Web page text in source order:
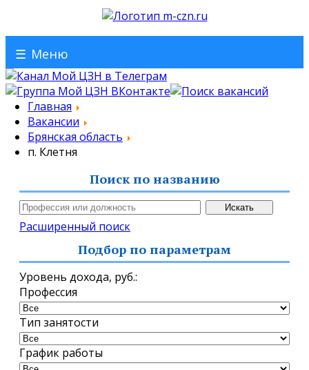
☰ Меню
Главная
Вакансии
Брянская область
п. Клетня
Поиск по названию
Расширенный поиск
Подбор по параметрам
Уровень дохода, руб.:
Профессия
Тип занятости
График работы